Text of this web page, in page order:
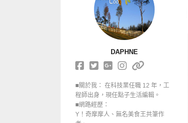
DAPHNE
■關於我： 在科技業任職 12 年，工
程師出身，現任點子生活編輯。
■網路經歷：
Y！奇摩摩人、無名美食王共筆作